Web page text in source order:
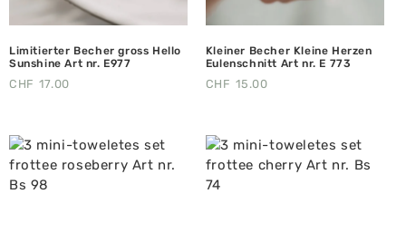
Limitierter Becher gross Hello
Sunshine Art nr. E977
CHF 17.00
Kleiner Becher Kleine Herzen
Eulenschnitt Art nr. E 773
CHF 15.00